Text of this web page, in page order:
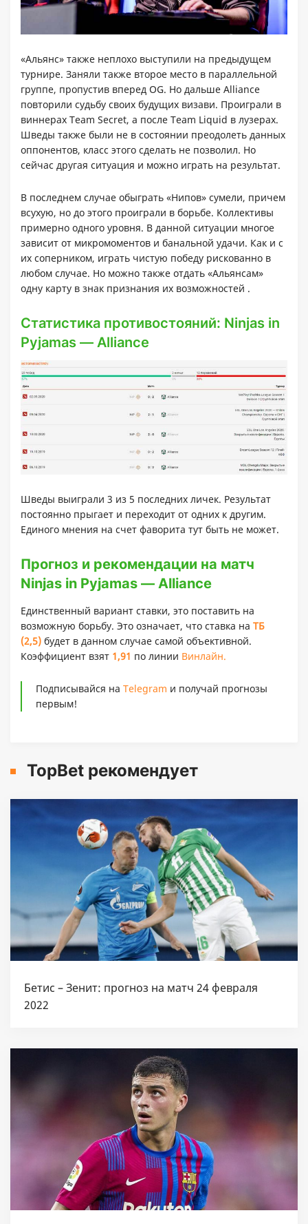
«Альянс» также неплохо выступили на предыдущем
турнире. Заняли также второе место в параллельной
группе, пропустив вперед OG. Но дальше Alliance
повторили судьбу своих будущих визави. Проиграли в
виннерах Team Secret, а после Team Liquid в лузерах.
Шведы также были не в состоянии преодолеть данных
оппонентов, класс этого сделать не позволил. Но
сейчас другая ситуация и можно играть на результат.
В последнем случае обыграть «Нипов» сумели, причем
всухую, но до этого проиграли в борьбе. Коллективы
примерно одного уровня. В данной ситуации многое
зависит от микромоментов и банальной удачи. Как и с
их соперником, играть чистую победу рискованно в
любом случае. Но можно также отдать «Альянсам»
одну карту в знак признания их возможностей .
Статистика противостояний: Ninjas in
Pyjamas — Alliance
Шведы выиграли 3 из 5 последних личек. Результат
постоянно прыгает и переходит от одних к другим.
Единого мнения на счет фаворита тут быть не может.
Прогноз и рекомендации на матч
Ninjas in Pyjamas — Alliance
Единственный вариант ставки, это поставить на
возможную борьбу. Это означает, что ставка на ТБ
(2,5) будет в данном случае самой объективной.
Коэффициент взят 1,91 по линии Винлайн.
Подписывайся на Telegram и получай прогнозы
первым!
TopBet рекомендует
Бетис – Зенит: прогноз на матч 24 февраля
2022